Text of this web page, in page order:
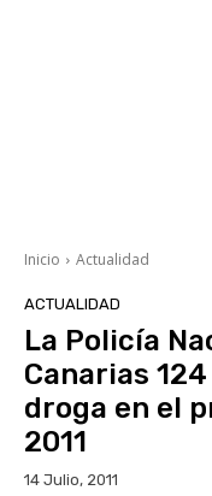
Inicio Actualidad
ACTUALIDAD
La Policía
Canarias
droga en el
2011
14 Julio, 2011